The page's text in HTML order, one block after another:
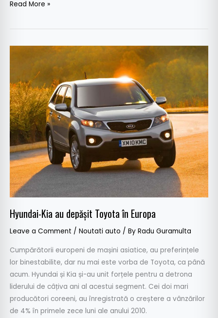
Read More »
Hyundai-Kia au depășit Toyota în Europa
Leave a Comment / Noutati auto / By Radu Guramulta
Cumpărătorii europeni de mașini asiatice, au preferințele
lor binestabilite, dar nu mai este vorba de Toyota, ca până
acum. Hyundai și Kia și-au unit forțele pentru a detrona
liderului de câțiva ani al acestui segment. Cei doi mari
producători coreeni, au înregistrată o creștere a vânzărilor
de 4% în primele zece luni ale anului 2010.
Hyundai-
depășit
Toyota
în
Europa